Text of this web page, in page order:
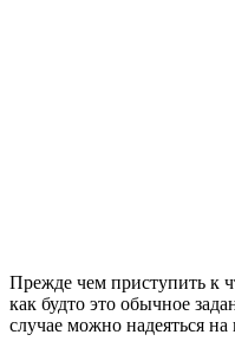
Прежде чем приступить к
как будто это обычное
случае можно надеяться